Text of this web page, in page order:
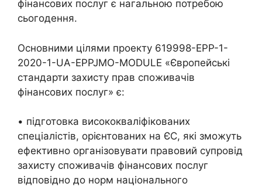
фінансових послуг є нагальною потребою
сьогодення.
Основними цілями проекту 619998-EPP-1-
2020-1-UA-EPPJMO-MODULE «Європейські
стандарти захисту прав споживачів
фінансових послуг» є:
• підготовка висококваліфікованих
спеціалістів, орієнтованих на ЄС, які зможуть
ефективно організовувати правовий супровід
захисту споживачів фінансових послуг
відповідно до норм національного